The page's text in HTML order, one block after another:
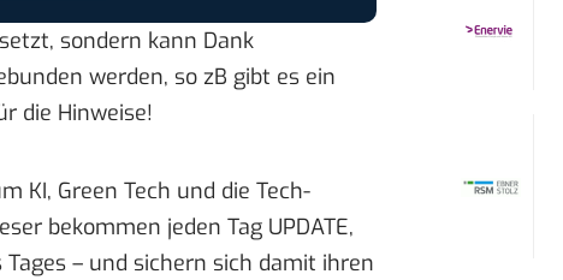
sondern kann Dank
werden, so zB gibt es ein
die Hinweise!
KI, Green Tech und die Tech-
bekommen jeden Tag UPDATE,
– und sichern sich damit ihren